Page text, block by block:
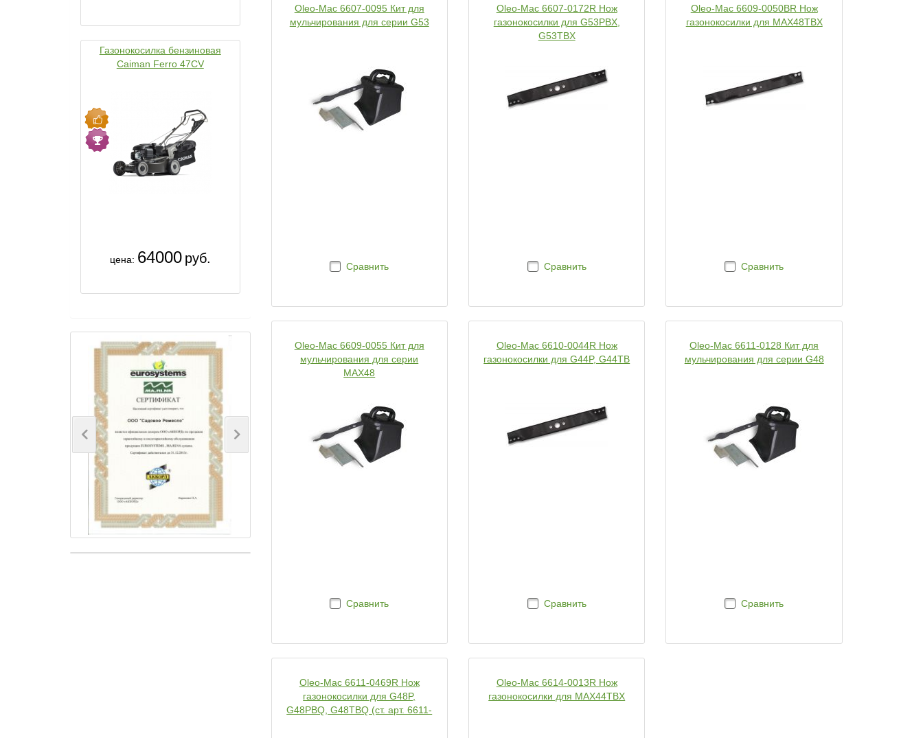
Газонокосилка бензиновая
Caiman Ferro 47CV
цена: 64000 руб.
Previous Next
Oleo-Mac 6607-0095 Кит для
мульчирования для серии G53
Сравнить
Oleo-Mac 6607-0172R Нож
газонокосилки для G53PBX,
G53TBX
Сравнить
Oleo-Mac 6609-0050BR Нож
газонокосилки для MAX48TBX
Сравнить
Oleo-Mac 6609-0055 Кит для
мульчирования для серии
MAX48
Сравнить
Oleo-Mac 6610-0044R Нож
газонокосилки для G44P, G44TB
Сравнить
Oleo-Mac 6611-0128 Кит для
мульчирования для серии G48
Сравнить
Oleo-Mac 6611-0469R Нож
газонокосилки для G48P,
G48PBQ, G48TBQ (ст. арт. 6611-
Oleo-Mac 6614-0013R Нож
газонокосилки для MAX44TBX